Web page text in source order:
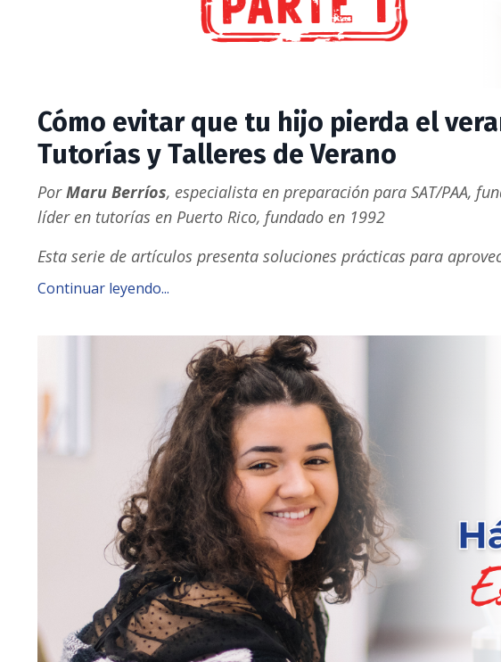
Cómo evitar que tu hijo pierda el
Tutorías y Talleres de Verano
Por Maru Berríos, especialista en preparación para SAT/PAA,
líder en tutorías en Puerto Rico, fundado en 1992
Esta serie de artículos presenta soluciones prácticas para
Continuar leyendo...